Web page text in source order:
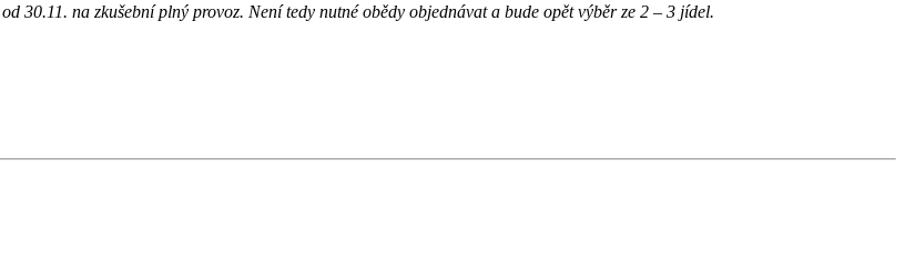
30.11. na zkušební plný provoz. Není tedy nutné obědy objednávat a bude opět výběr ze 2 – 3 jídel.